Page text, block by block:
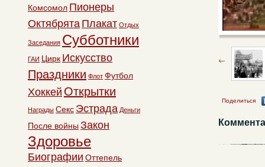
Поделиться
Комсомол Пионеры
Октябрята Плакат Отдых
Заседания Субботники
ГАИ Цирк Искусство
Праздники Флот Футбол
Хоккей Открытки
Награды Секс Эстрада Деньги
После войны Закон
Здоровье
Биографии Оттепель